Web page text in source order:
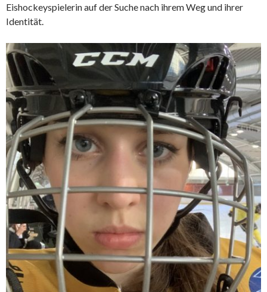
Eishockeyspielerin auf der Suche nach ihrem Weg und ihrer
Identität.